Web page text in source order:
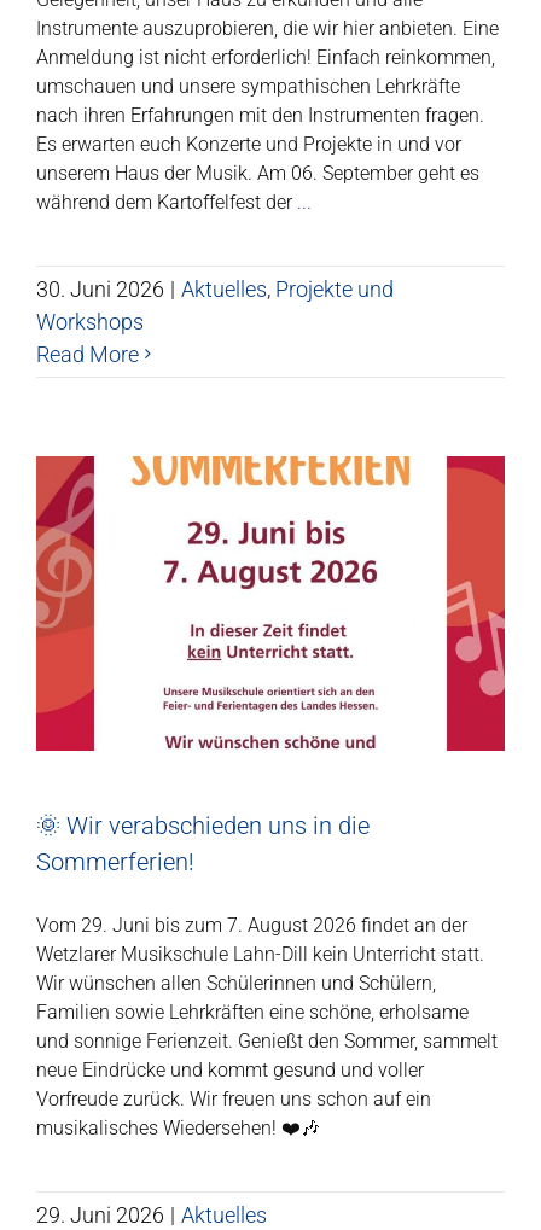
Instrumente auszuprobieren, die wir hier anbieten. Eine
Anmeldung ist nicht erforderlich! Einfach reinkommen,
umschauen und unsere sympathischen Lehrkräfte
nach ihren Erfahrungen mit den Instrumenten fragen.
Es erwarten euch Konzerte und Projekte in und vor
unserem Haus der Musik. Am 06. September geht es
während dem Kartoffelfest der ...
30. Juni 2026 | Aktuelles, Projekte und
Workshops
Read More
🌞 Wir verabschieden uns in die
Sommerferien!
Vom 29. Juni bis zum 7. August 2026 findet an der
Wetzlarer Musikschule Lahn-Dill kein Unterricht statt.
Wir wünschen allen Schülerinnen und Schülern,
Familien sowie Lehrkräften eine schöne, erholsame
und sonnige Ferienzeit. Genießt den Sommer, sammelt
neue Eindrücke und kommt gesund und voller
Vorfreude zurück. Wir freuen uns schon auf ein
musikalisches Wiedersehen! ❤️🎶
29. Juni 2026 | Aktuelles